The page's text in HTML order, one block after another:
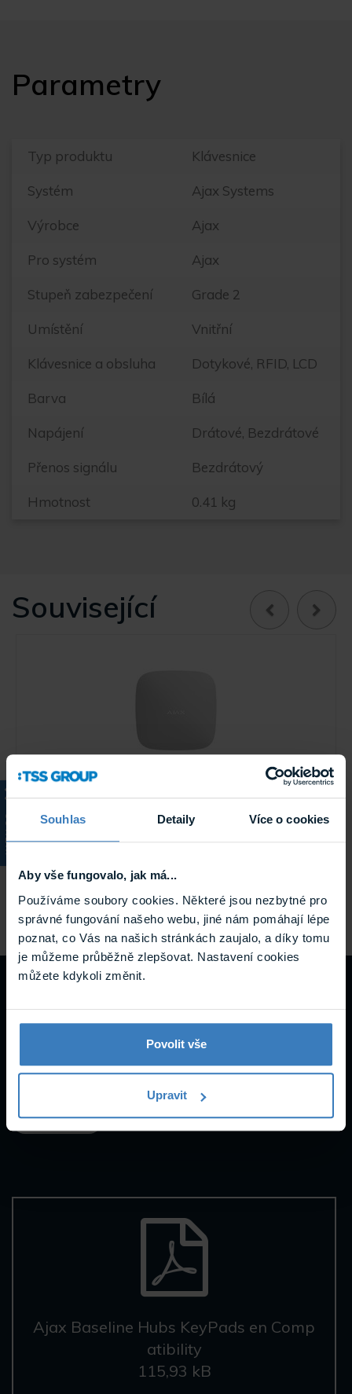
Souhlas Detaily Více o cookies
Aby vše fungovalo, jak má...
Používáme soubory cookies. Některé jsou nezbytné pro
správné fungování našeho webu, jiné nám pomáhají lépe
poznat, co Vás na našich stránkách zaujalo, a díky tomu
je můžeme průběžně zlepšovat. Nastavení cookies
můžete kdykoli změnit.
Povolit vše
Upravit
KATALOG
Parametry
Typ produktu Klávesnice
Systém Ajax Systems
Výrobce Ajax
Pro systém Ajax
Stupeň zabezpečení Grade 2
Umístění Vnitřní
Klávesnice a obsluha Dotykové, RFID, LCD
Barva Bílá
Napájení Drátové, Bezdrátové
Přenos signálu Bezdrátový
Hmotnost 0.41 kg
Související
zařízení, 100 kamer, 25 skupin a 200 uživatelů, navíc s ...
Skladem
HUB 2 Plus White
Návody a
podpora
Datasheety
Ajax Baseline Hubs KeyPads en Comp
atibility
115,93 kB